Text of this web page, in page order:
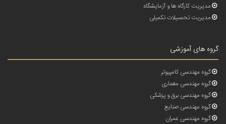
مدیریت کارگاه ها و آزمایشگاه
مدیریت تحصیلات تکمیلی
گروه های آموزشی
گروه مهندسی کامپیوتر
گروه مهندسی معماری
گروه مهندسی برق و پزشکی
گروه مهندسی صنایع
گروه مهندسی عمران